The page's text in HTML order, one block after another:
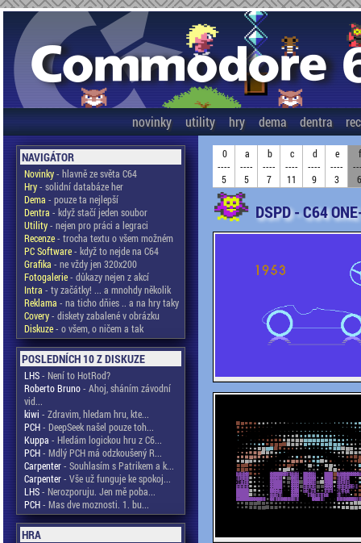
novinky utility hry dema dentra
NAVIGÁTOR
Novinky- hlavně ze světa C64
Hry- solidní databáze her
Dema - pouze ta nejlepší
Dentra - když stačí jeden soubor
Utility- nejen pro práci a legraci
Recenze- trocha textu o všem možném
PC Software- když to nejde na C64
Grafika - ne vždy jen 320x200
Fotogalerie- důkazy nejen z akcí
Intra - ty začátky! ... a mnohdy několik
Reklama - na ticho dňies .. a na hry taky
Covery- diskety zabalené v obrázku
Diskuze- o všem, o ničem a tak
POSLEDNÍCH 10 Z DISKUZE
LHS- Není to HotRod?
Roberto Bruno- Ahoj, sháním závodní
vid...
kiwi - Zdravim, hledam hru, kte...
PCH- DeepSeek našel pouze toh...
Kuppa - Hledám logickou hru z C6...
PCH- Mdlý PCH má odzkoušený R...
Carpenter- Souhlasím s Patrikem a k...
Carpenter- Vše už funguje ke spokoj...
LHS- Nerozporuju. Jen mě poba...
PCH- Mas dve moznosti. 1. bu...
HRA
0
----
5
a
----
5
b
----
7
c
----
11
d
----
9
e
----
3
f
6
DSPD - C64